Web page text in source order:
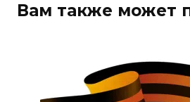
Вам также может